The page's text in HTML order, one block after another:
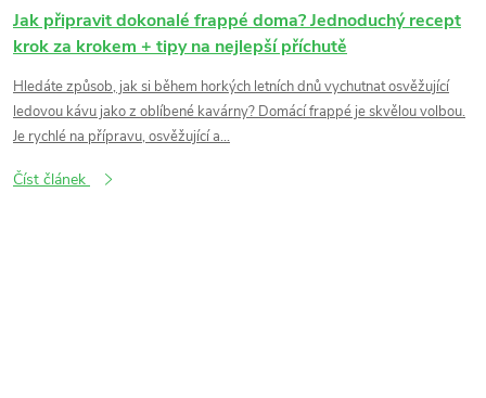
Jak připravit dokonalé frappé doma? Jednoduchý recept
krok za krokem + tipy na nejlepší příchutě
Hledáte způsob, jak si během horkých letních dnů vychutnat osvěžující
ledovou kávu jako z oblíbené kavárny? Domácí frappé je skvělou volbou.
Je rychlé na přípravu, osvěžující a...
Číst článek